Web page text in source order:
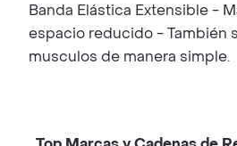
Banda Elástica Extensible -
espacio reducido - También
musculos de manera simple.